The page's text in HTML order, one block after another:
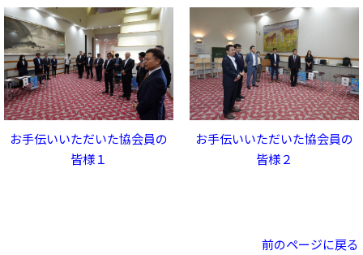
お手伝いいただいた協会員の
皆様１
お手伝いいただいた協会員の
皆様２
前のページに戻る